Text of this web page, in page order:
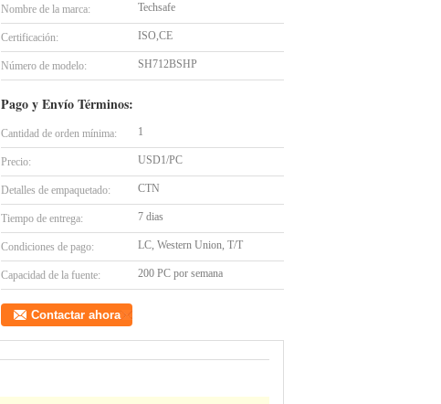
Nombre de la marca: Techsafe
Certificación: ISO,CE
Número de modelo: SH712BSHP
Pago y Envío Términos:
Cantidad de orden mínima: 1
Precio: USD1/PC
Detalles de empaquetado: CTN
Tiempo de entrega: 7 dias
Condiciones de pago: LC, Western Union, T/T
Capacidad de la fuente: 200 PC por semana
Contactar ahora